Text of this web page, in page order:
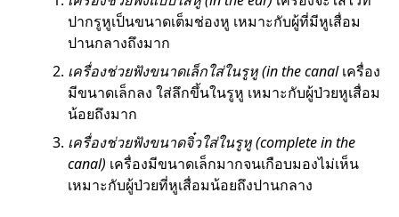
ปากรูหูเป็นขนาดเต็มช่องหู เหมาะกับผู้ที่มีหูเสื่อม
ปานกลางถึงมาก
เครื่องช่วยฟังขนาดเล็กใส่ในรูหู (in the canalเครื่อง
มีขนาดเล็กลง ใส่ลึกขึ้นในรูหู เหมาะกับผู้ป่วยหูเสื่อม
น้อยถึงมาก
เครื่องช่วยฟังขนาดจิ๋วใส่ในรูหู (complete in the
canal) เครื่องมีขนาดเล็กมากจนเกือบมองไม่เห็น
เหมาะกับผู้ป่วยที่หูเสื่อมน้อยถึงปานกลาง